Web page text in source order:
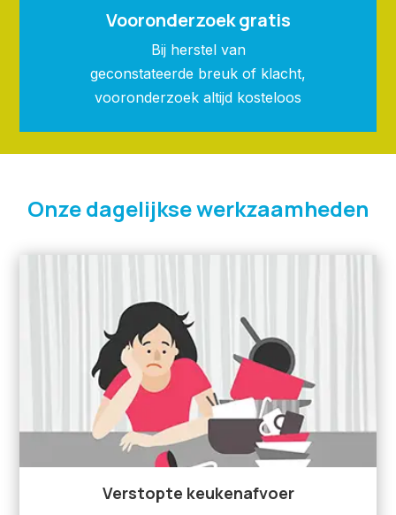
Vooronderzoek gratis
Bij herstel van
geconstateerde breuk of klacht,
vooronderzoek altijd kosteloos
Onze dagelijkse werkzaamheden
Verstopte keukenafvoer